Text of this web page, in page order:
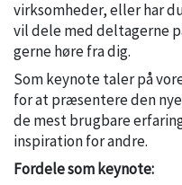
virksomheder, eller har
vil dele med deltagerne
gerne høre fra dig.
Som keynote taler på
for at præsentere den
de mest brugbare
inspiration for andre.
Fordele som keynote: